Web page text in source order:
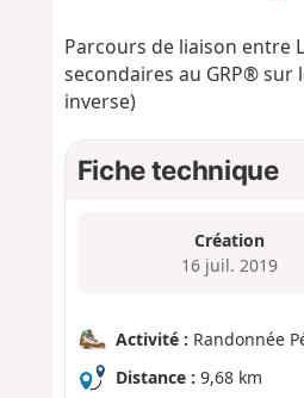
Parcours de liaison entre
secondaires au GRP®
inverse)
Fiche technique
Création
16 juil. 2019
Activité : Randonnée
Distance : 9,68 km